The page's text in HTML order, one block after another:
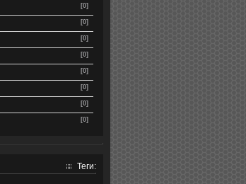
[0]
[0]
[0]
[0]
[0]
[0]
[0]
[0]
Теги: